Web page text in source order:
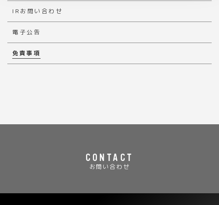
IRお問い合わせ
電子公告
免責事項
CONTACT
お問い合わせ